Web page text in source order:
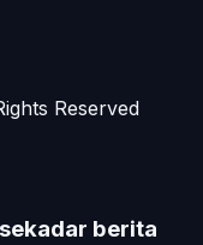
Reserved
berita